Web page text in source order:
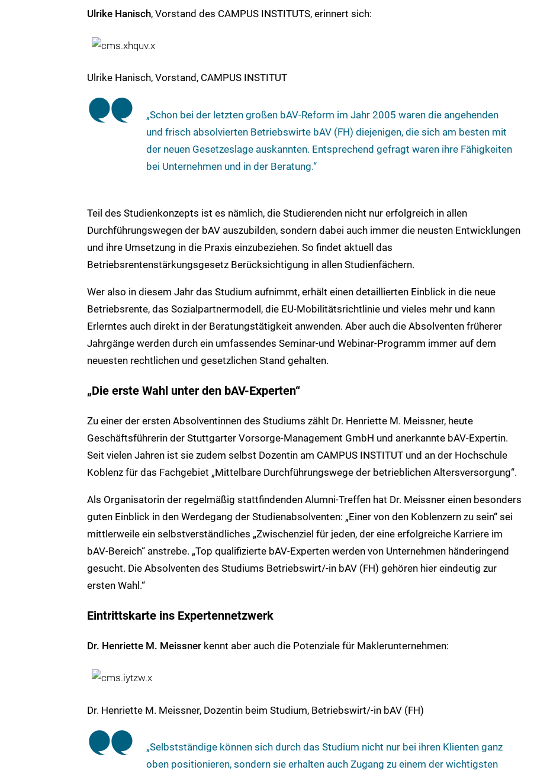
Ulrike Hanisch, Vorstand des CAMPUS INSTITUTS, erinnert sich:
Ulrike Hanisch, Vorstand, CAMPUS INSTITUT
„Schon bei der letzten großen bAV-Reform im Jahr 2005 waren die angehenden
und frisch absolvierten Betriebswirte bAV (FH) diejenigen, die sich am besten mit
der neuen Gesetzeslage auskannten. Entsprechend gefragt waren ihre Fähigkeiten
bei Unternehmen und in der Beratung.“
Teil des Studienkonzepts ist es nämlich, die Studierenden nicht nur erfolgreich in allen
Durchführungswegen der bAV auszubilden, sondern dabei auch immer die neusten Entwicklungen
und ihre Umsetzung in die Praxis einzubeziehen. So findet aktuell das
Betriebsrentenstärkungsgesetz Berücksichtigung in allen Studienfächern.
Wer also in diesem Jahr das Studium aufnimmt, erhält einen detaillierten Einblick in die neue
Betriebsrente, das Sozialpartnermodell, die EU-Mobilitätsrichtlinie und vieles mehr und kann
Erlerntes auch direkt in der Beratungstätigkeit anwenden. Aber auch die Absolventen früherer
Jahrgänge werden durch ein umfassendes Seminar-und Webinar-Programm immer auf dem
neuesten rechtlichen und gesetzlichen Stand gehalten.
„Die erste Wahl unter den bAV-Experten“
Zu einer der ersten Absolventinnen des Studiums zählt Dr. Henriette M. Meissner, heute
Geschäftsführerin der Stuttgarter Vorsorge-Management GmbH und anerkannte bAV-Expertin.
Seit vielen Jahren ist sie zudem selbst Dozentin am CAMPUS INSTITUT und an der Hochschule
Koblenz für das Fachgebiet „Mittelbare Durchführungswege der betrieblichen Altersversorgung“.
Als Organisatorin der regelmäßig stattfindenden Alumni-Treffen hat Dr. Meissner einen besonders
guten Einblick in den Werdegang der Studienabsolventen: „Einer von den Koblenzern zu sein“ sei
mittlerweile ein selbstverständliches „Zwischenziel für jeden, der eine erfolgreiche Karriere im
bAV-Bereich“ anstrebe. „Top qualifizierte bAV-Experten werden von Unternehmen händeringend
gesucht. Die Absolventen des Studiums Betriebswirt/-in bAV (FH) gehören hier eindeutig zur
ersten Wahl.“
Eintrittskarte ins Expertennetzwerk
Dr. Henriette M. Meissner kennt aber auch die Potenziale für Maklerunternehmen:
Dr. Henriette M. Meissner, Dozentin beim Studium, Betriebswirt/-in bAV (FH)
„Selbstständige können sich durch das Studium nicht nur bei ihren Klienten ganz
oben positionieren, sondern sie erhalten auch Zugang zu einem der wichtigsten